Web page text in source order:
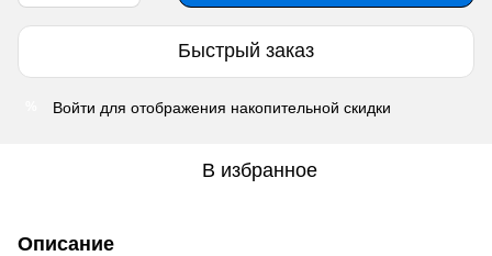
Быстрый заказ
Войти для отображения накопительной скидки
В избранное
Описание